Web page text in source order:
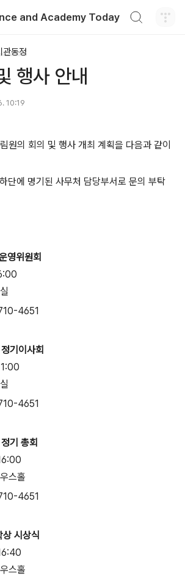
and Academy Today
관동정
행사 안내
10:19
원의 회의 및 행사 개최 계획을 다음과 같이
단에 명기된 사무처 담당부서로 문의 부탁
영위원회
4651
기이사회
4651
기 총회
스홀
4651
시상식
스홀